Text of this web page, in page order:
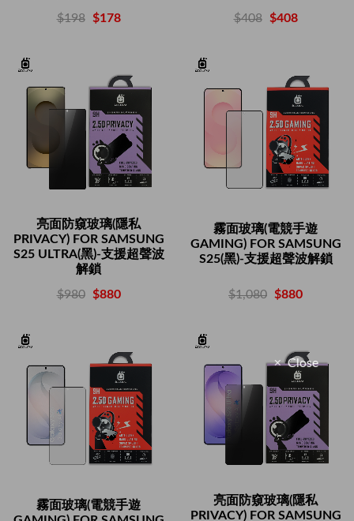
$198 $178 $408 $408
亮面防窺玻璃(隱私
PRIVACY) FOR SAMSUNG
S25 ULTRA(黑)-支援超聲波
解鎖
$980 $880
霧面玻璃(電競手遊
GAMING) FOR SAMSUNG
S25(黑)-支援超聲波解鎖
$1,080 $880
霧面玻璃(電競手遊
亮面防窺玻璃(隱私
PRIVACY) FOR SAMSUNG
Close